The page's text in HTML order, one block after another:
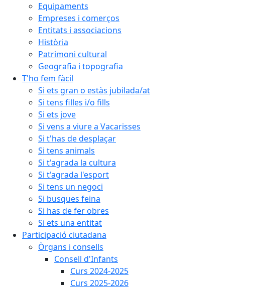
Equipaments
Empreses i comerços
Entitats i associacions
Història
Patrimoni cultural
Geografia i topografia
T'ho fem fàcil
Si ets gran o estàs jubilada/at
Si tens filles i/o fills
Si ets jove
Si vens a viure a Vacarisses
Si t'has de desplaçar
Si tens animals
Si t'agrada la cultura
Si t'agrada l'esport
Si tens un negoci
Si busques feina
Si has de fer obres
Si ets una entitat
Participació ciutadana
Òrgans i consells
Consell d'Infants
Curs 2024-2025
Curs 2025-2026